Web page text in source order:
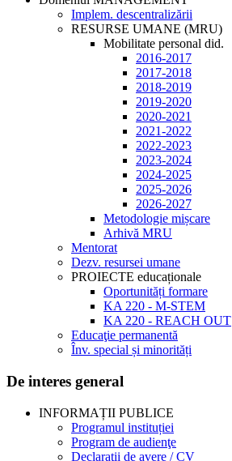
Implem. descentralizării
RESURSE UMANE (MRU)
Mobilitate personal did.
2016-2017
2017-2018
2018-2019
2019-2020
2020-2021
2021-2022
2022-2023
2023-2024
2024-2025
2025-2026
2026-2027
Metodologie mișcare
Arhivă MRU
Mentorat
Dezv. resursei umane
PROIECTE educaționale
Oportunități formare
KA 220 - M-STEM
KA 220 - REACH OUT
Educaţie permanentă
Înv. special și minorități
De interes general
INFORMAȚII PUBLICE
Programul instituției
Program de audienţe
Declaraţii de avere / CV